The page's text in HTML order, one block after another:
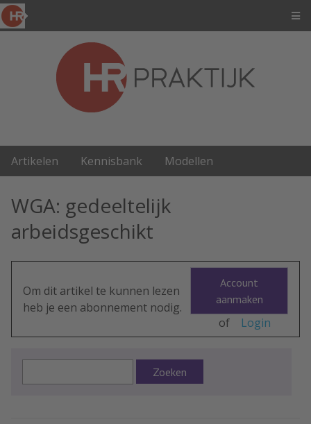
Artikelen Kennisbank Modellen
WGA: gedeeltelijk
arbeidsgeschikt
Om dit artikel te kunnen lezen
heb je een abonnement nodig.
Account
aanmaken
of Login
Zoeken